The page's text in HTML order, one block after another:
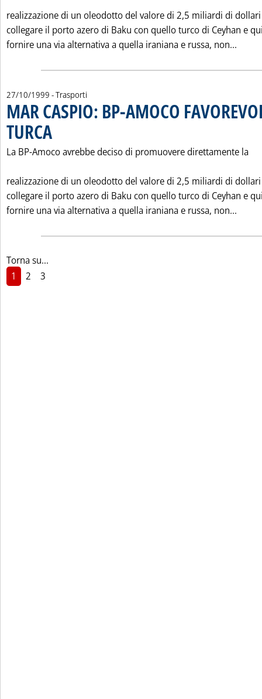
realizzazione di un oleodotto del valore di 2,5 miliardi di
collegare il porto azero di Baku con quello turco di Ceyhan e
fornire una via alternativa a quella iraniana e russa, non...
27/10/1999 - Trasporti
MAR CASPIO: BP-AMOCO
TURCA
La BP-Amoco avrebbe deciso di promuovere direttamente la
realizzazione di un oleodotto del valore di 2,5 miliardi di
collegare il porto azero di Baku con quello turco di Ceyhan e
fornire una via alternativa a quella iraniana e russa, non...
Torna su...
1
2 3